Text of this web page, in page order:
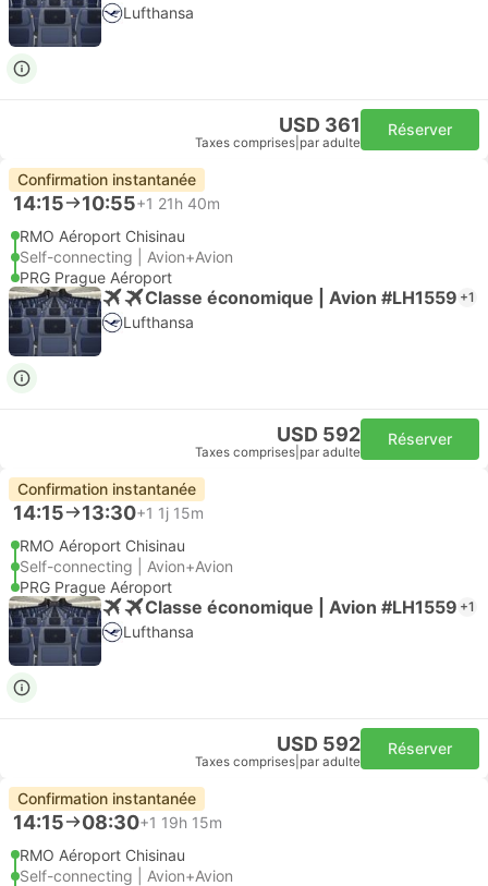
Lufthansa
USD 361
Taxes comprises par adulte
Réserver
Confirmation instantanée
14:15 10:55+1 21h 40m
RMO Aéroport Chisinau
Self-connecting | Avion+Avion
PRG Prague Aéroport
Classe économique | Avion #LH1559 +1
Lufthansa
USD 592
Taxes comprises par adulte
Réserver
Confirmation instantanée
14:15 13:30+1 1j 15m
RMO Aéroport Chisinau
Self-connecting | Avion+Avion
PRG Prague Aéroport
Classe économique | Avion #LH1559 +1
Lufthansa
USD 592
Taxes comprises par adulte
Réserver
Confirmation instantanée
14:15 08:30+1 19h 15m
RMO Aéroport Chisinau
Self-connecting | Avion+Avion